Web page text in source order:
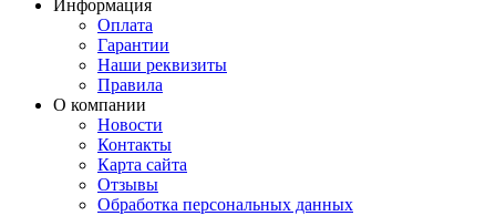
Информация
Оплата
Гарантии
Наши реквизиты
Правила
О компании
Новости
Контакты
Карта сайта
Отзывы
Обработка персональных данных